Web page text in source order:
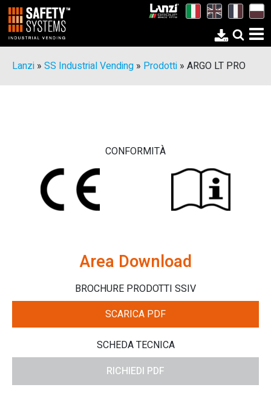
Lanzi » SS Industrial Vending » Prodotti » ARGO LT PRO
CONFORMITÀ
Area Download
BROCHURE PRODOTTI SSIV
SCARICA PDF
SCHEDA TECNICA
RICHIEDI PDF